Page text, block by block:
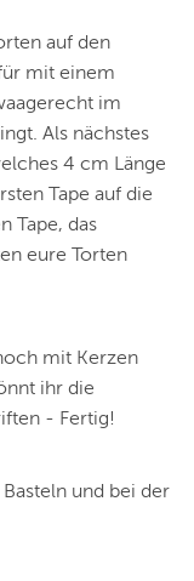
auf den
mit einem
im
Als nächstes
4 cm Länge
Tape auf die
Tape, das
eure Torten
mit Kerzen
ihr die
- Fertig!
und bei der